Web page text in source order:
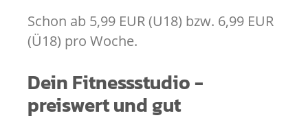
Schon ab 5,99 EUR (U18) bzw. 6,99 EUR
(Ü18) pro Woche.
Dein Fitnessstudio -
preiswert und gut